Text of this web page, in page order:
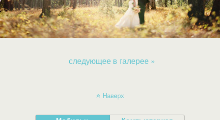
следующее в галерее »
Наверх